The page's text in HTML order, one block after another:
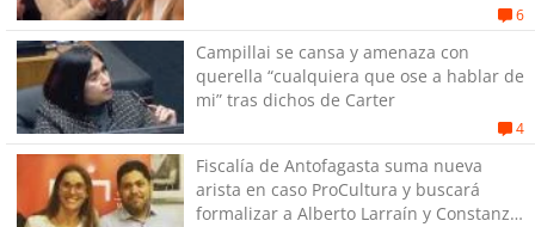
6
Campillai se cansa y amenaza con
querella “cualquiera que ose a hablar de
mi” tras dichos de Carter
4
Fiscalía de Antofagasta suma nueva
arista en caso ProCultura y buscará
formalizar a Alberto Larraín y Constanza